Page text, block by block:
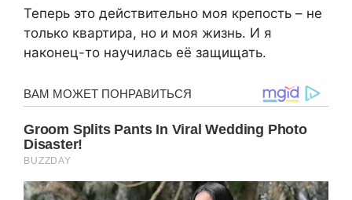
Теперь это действительно моя крепость – не
только квартира, но и моя жизнь. И я
наконец-то научилась её защищать.